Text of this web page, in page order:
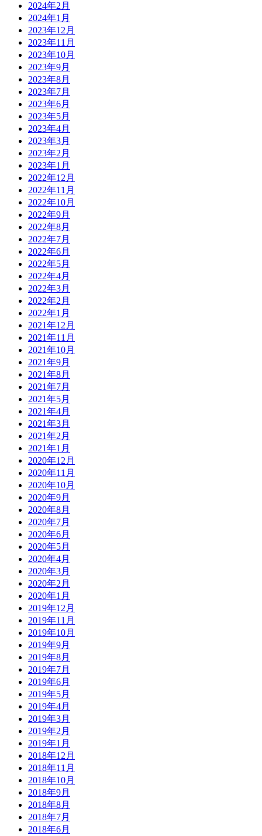
2024年2月
2024年1月
2023年12月
2023年11月
2023年10月
2023年9月
2023年8月
2023年7月
2023年6月
2023年5月
2023年4月
2023年3月
2023年2月
2023年1月
2022年12月
2022年11月
2022年10月
2022年9月
2022年8月
2022年7月
2022年6月
2022年5月
2022年4月
2022年3月
2022年2月
2022年1月
2021年12月
2021年11月
2021年10月
2021年9月
2021年8月
2021年7月
2021年5月
2021年4月
2021年3月
2021年2月
2021年1月
2020年12月
2020年11月
2020年10月
2020年9月
2020年8月
2020年7月
2020年6月
2020年5月
2020年4月
2020年3月
2020年2月
2020年1月
2019年12月
2019年11月
2019年10月
2019年9月
2019年8月
2019年7月
2019年6月
2019年5月
2019年4月
2019年3月
2019年2月
2019年1月
2018年12月
2018年11月
2018年10月
2018年9月
2018年8月
2018年7月
2018年6月